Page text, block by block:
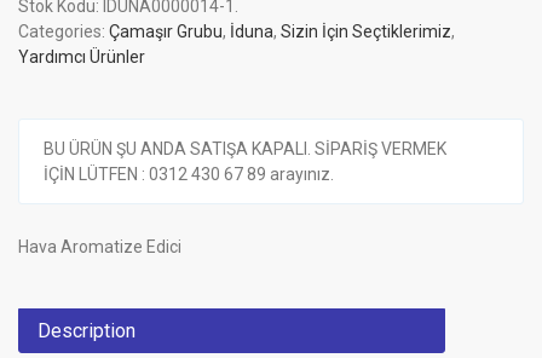
Stok Kodu: IDUNA0000014-1 .
Categories: Çamaşır Grubu, İduna, Sizin İçin Seçtiklerimiz,
Yardımcı Ürünler
BU ÜRÜN ŞU ANDA SATIŞA KAPALI. SİPARİŞ VERMEK
İÇİN LÜTFEN : 0312 430 67 89 arayınız.
Hava Aromatize Edici
Description